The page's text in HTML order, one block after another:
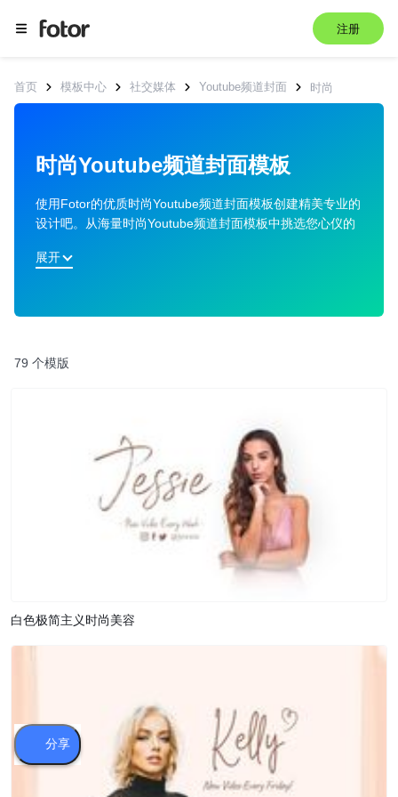
注册
分享
首页 模板中心 社交媒体 Youtube频道封面 时尚
时尚Youtube频道封面模板
使用Fotor的优质时尚Youtube频道封面模板创建精美专业的
设计吧。从海量时尚Youtube频道封面模板中挑选您心仪的
展开
79 个模版
白色极简主义时尚美容